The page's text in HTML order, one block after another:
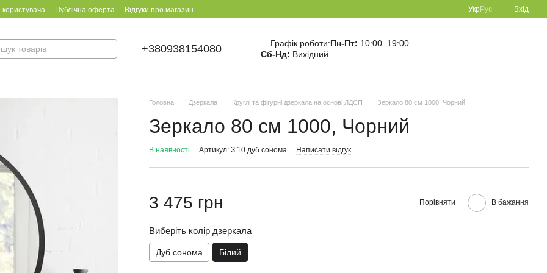
користувача Публічна оферта Відгуки про магазин УкрРус Вхід
+380938154080 Графік роботи:Пн-Пт: 10:00–19:00
Сб-Нд: Вихідний
Головна Дзеркала Круглі та фігурні дзеркала на основі ЛДСП Зеркало 80 см 1000, Чорний
Зеркало 80 см 1000, Чорний
В наявності Артикул: З 10 дуб сонома Написати відгук
3 475 грн Порівняти В бажання
Виберіть колір дзеркала
Дуб сонома Білий